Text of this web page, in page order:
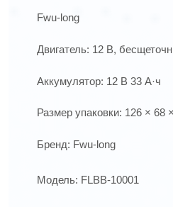
Fwu-long
Двигатель: 12 В,
Аккумулятор: 12 В 33 А·ч
Размер упаковки: 126 × 68
Бренд: Fwu-long
Модель: FLBB-10001